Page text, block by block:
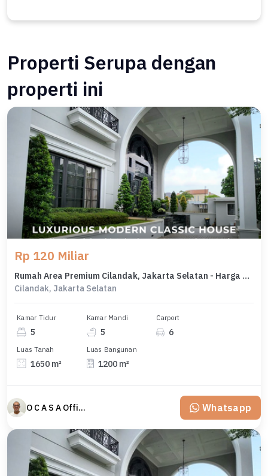
#jakselproperty #rumahjaksel #rumahjakartaselatan
#luxuryhome #realestateindonesia #jualrumahjakarta
#jakartaproperty
Properti Serupa dengan
properti ini
Rp 120 Miliar
Rumah Area Premium Cilandak, Jakarta Selatan - Harga Menarik 120 Miliar
Cilandak, Jakarta Selatan
Kamar Tidur
5
Kamar Mandi
5
Carport
6
Luas Tanah
1650 m²
Luas Bangunan
1200 m²
O C A S A Official property perfected Whatsapp